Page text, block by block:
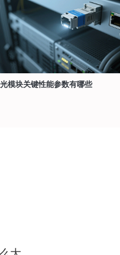
光模块关键性能参数有哪些